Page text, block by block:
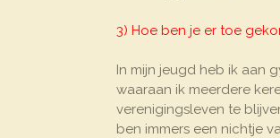
3) Hoe ben je er toe
In mijn jeugd heb ik aan
waaraan ik meerdere
verenigingsleven te
ben immers een nichtje